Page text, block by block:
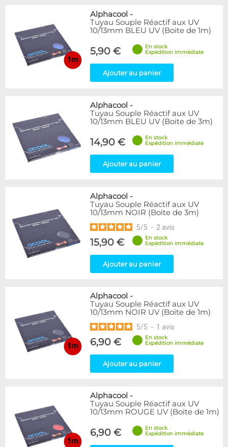
Alphacool -
Tuyau Souple Réactif aux UV
10/13mm BLEU UV (Boite de 1m)
5,90 €
En stock
Expédition immédiate
Ajouter au panier
Alphacool -
Tuyau Souple Réactif aux UV
10/13mm BLEU UV (Boite de 3m)
14,90 €
En stock
Expédition immédiate
Ajouter au panier
Alphacool -
Tuyau Souple Réactif aux UV
10/13mm NOIR (Boite de 3m)
5/5 - 2 avis
15,90 €
En stock
Expédition immédiate
Ajouter au panier
Alphacool -
Tuyau Souple Réactif aux UV
10/13mm NOIR UV (Boite de 1m)
5/5 - 1 avis
6,90 €
En stock
Expédition immédiate
Ajouter au panier
Alphacool -
Tuyau Souple Réactif aux UV
10/13mm ROUGE UV (Boite de 1m)
6,90 €
En stock
Expédition immédiate